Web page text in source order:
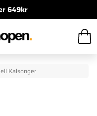
649kr
Kalsonger